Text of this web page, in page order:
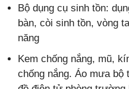
Bộ dụng cụ sinh tồn:
bàn, còi sinh tồn, vòng
năng
Kem chống nắng, mũ,
chống nắng. Áo mưa bộ